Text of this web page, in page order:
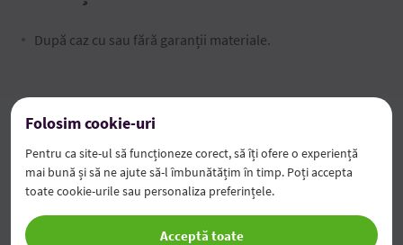
După caz cu sau fără garanții materiale.
Tarife și condiții generale
Tarife pentru persoane juridice
Folosim cookie-uri
Pentru ca site-ul să funcționeze corect, să îți ofere o experiență
mai bună și să ne ajute să-l îmbunătățim în timp. Poți accepta
toate cookie-urile sau personaliza preferințele.
Acceptă toate